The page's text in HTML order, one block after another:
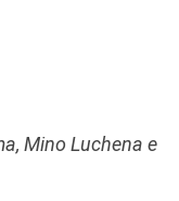
Mino Luchena e